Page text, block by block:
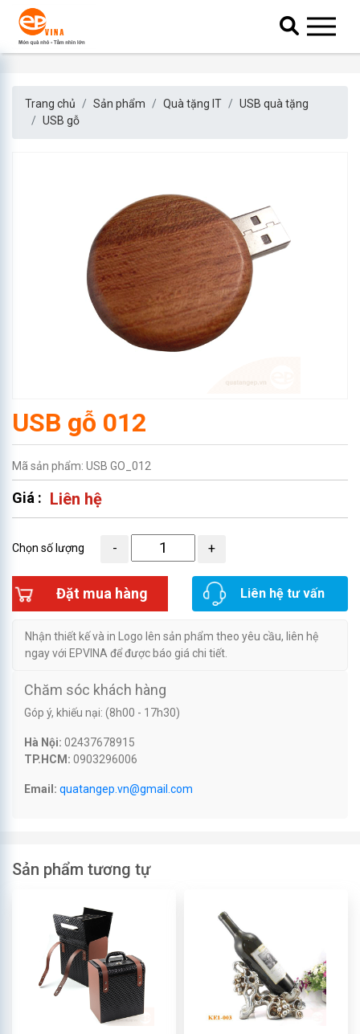
Trang chủ Sản phẩm Quà tặng IT
USB quà tặng
USB gỗ
USB gỗ 012
Mã sản phẩm: USB GO_012
Giá : Liên hệ
Chọn số lượng
Đặt mua hàng Liên hệ tư vấn
Nhận thiết kế và in Logo lên sản phẩm theo yêu cầu, liên hệ
ngay với EPVINA để được báo giá chi tiết.
Chăm sóc khách hàng
Góp ý, khiếu nại: (8h00 - 17h30)
Hà Nội: 02437678915
TP.HCM: 0903296006
Email: quatangep.vn@gmail.com
Sản phẩm tương tự